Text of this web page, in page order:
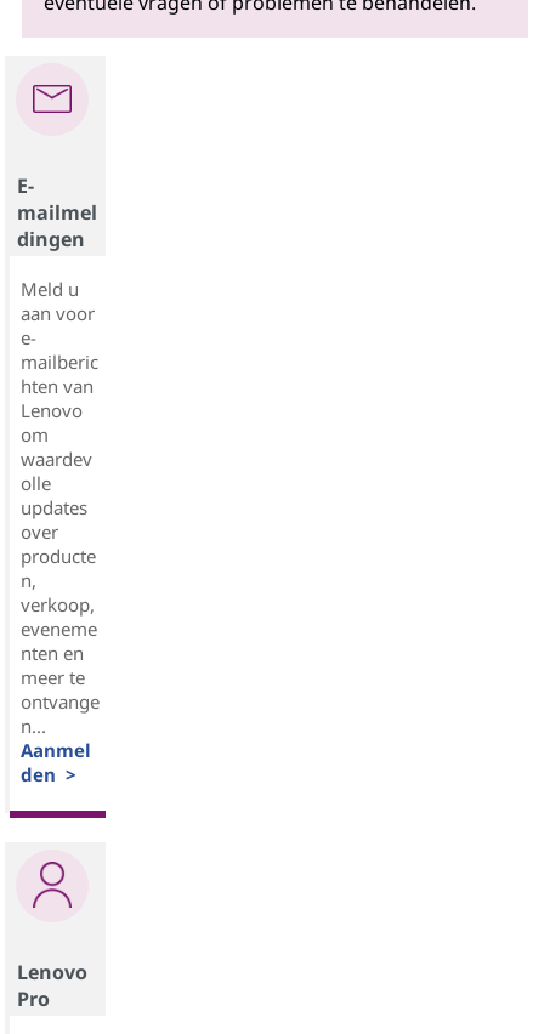
E-
mailmel
dingen
Meld u
aan voor
e-
mailberic
hten van
Lenovo
om
waardev
olle
updates
over
producte
n,
verkoop,
eveneme
nten en
meer te
ontvange
n...
Aanmel
den >
Lenovo
Pro